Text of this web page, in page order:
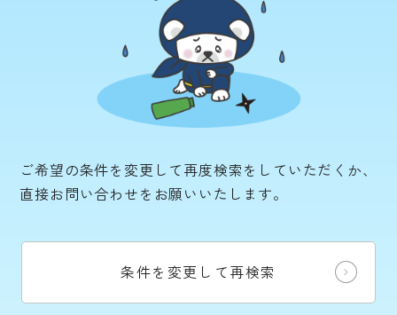
ご希望の条件を変更して再度検索をしていただくか、
直接お問い合わせをお願いいたします。
条件を変更して再検索